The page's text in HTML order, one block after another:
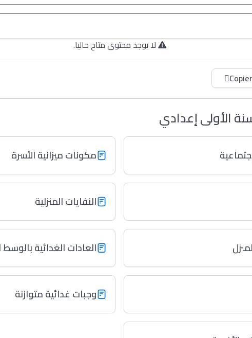
لا يوجد محتوى متاح حاليا.
الأولى إعدادي
مكونات ميزانية الأسرة
النفايات المنزلية
العادات الغدائية
وجبات غدائية متوازنة